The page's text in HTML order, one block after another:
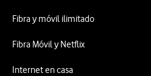
Fibra y móvil ilimitado
Fibra Móvil y Netflix
Internet en casa